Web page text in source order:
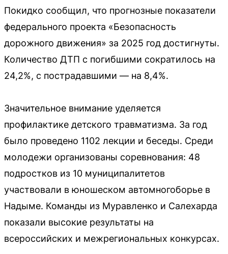
Покидко сообщил, что прогнозные показатели
федерального проекта «Безопасность
дорожного движения» за 2025 год достигнуты.
Количество ДТП с погибшими сократилось на
24,2%, с пострадавшими — на 8,4%.
Значительное внимание уделяется
профилактике детского травматизма. За год
было проведено 1102 лекции и беседы. Среди
молодежи организованы соревнования: 48
подростков из 10 муниципалитетов
участвовали в юношеском автомногоборье в
Надыме. Команды из Муравленко и Салехарда
показали высокие результаты на
всероссийских и межрегиональных конкурсах.